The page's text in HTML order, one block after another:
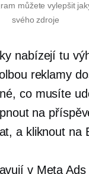
můžete vylepšit
svého zdroje
nabízejí tu
reklamy
co musíte
na
a kliknout na
v Meta Ads